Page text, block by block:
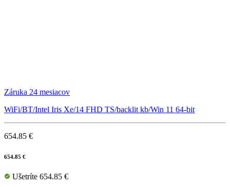
Záruka 24 mesiacov
WiFi/BT/Intel Iris Xe/14 FHD TS/backlit kb/Win 11 64-bit
654.85 €
654.85 €
Ušetríte 654.85 €